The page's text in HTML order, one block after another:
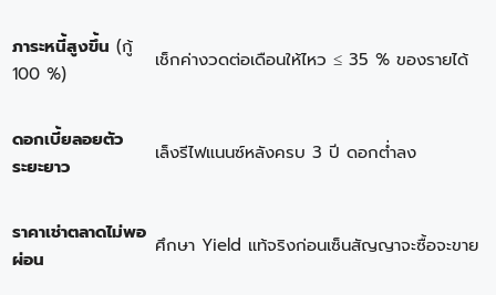
ภาระหนี้สูงขึ้น (กู้
100 %)
เช็กค่างวดต่อเดือนให้ไหว ≤ 35 % ของรายได้
ดอกเบี้ยลอยตัว
ระยะยาว
เล็งรีไฟแนนซ์หลังครบ 3 ปี ดอกต่ำลง
ราคาเช่าตลาดไม่พอ
ผ่อน
ศึกษา Yield แท้จริงก่อนเซ็นสัญญาจะซื้อจะขาย